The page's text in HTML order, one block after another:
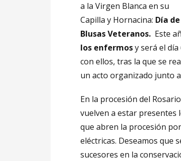
a la Virgen Blanca en su
Capilla y Hornacina: Día
Blusas Veteranos. Este
los enfermosy será el
con ellos, tras la que se
un acto organizado junto
En la procesión del
vuelven a estar presentes
que abren la procesión
eléctricas. Deseamos que
sucesores en la